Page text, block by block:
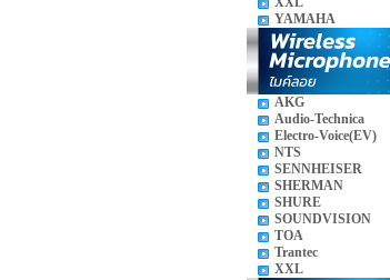
YAMAHA
AKG
Audio-Technica
Electro-Voice(EV)
NTS
SENNHEISER
SHERMAN
SHURE
SOUNDVISION
TOA
Trantec
XXL